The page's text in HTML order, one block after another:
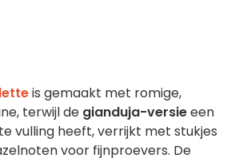
is gemaakt met romige,
terwijl de gianduja-versieeen
vulling heeft, verrijkt met stukjes
voor fijnproevers. De